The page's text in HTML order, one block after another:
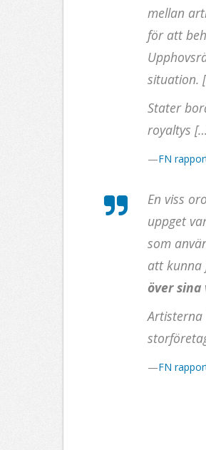
mellan
för att
situation.
Stater
royaltys
—FN
En viss
uppget
som
att kunna
över sina
—FN